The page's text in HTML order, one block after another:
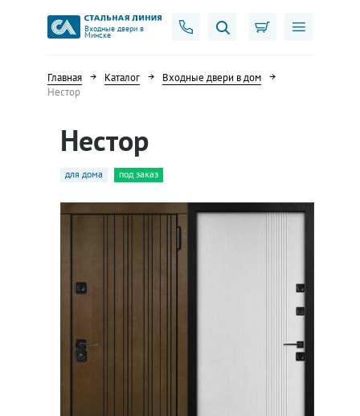
Входные двери в
Минске
Главная Каталог
Входные двери в дом
Нестор
Нестор
для дома под заказ